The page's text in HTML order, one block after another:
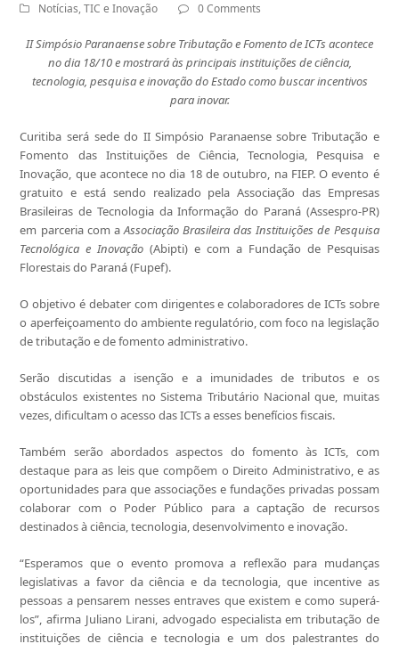
Notícias,TIC e Inovação 0 Comments
II Simpósio Paranaense sobre Tributação e Fomento de ICTs acontece
no dia 18/10 e mostrará às principais instituições de ciência,
tecnologia, pesquisa e inovação do Estado como buscar incentivos
para inovar.
Curitiba será sede do II Simpósio Paranaense sobre Tributação e
Fomento das Instituições de Ciência, Tecnologia, Pesquisa e
Inovação, que acontece no dia 18 de outubro, na FIEP. O evento é
gratuito e está sendo realizado pela Associação das Empresas
Brasileiras de Tecnologia da Informação do Paraná (Assespro-PR)
em parceria com aAssociação Brasileira das Instituições de Pesquisa
Tecnológica e Inovação (Abipti) e com a Fundação de Pesquisas
Florestais do Paraná (Fupef).
O objetivo é debater com dirigentes e colaboradores de ICTs sobre
o aperfeiçoamento do ambiente regulatório, com foco na legislação
de tributação e de fomento administrativo.
Serão discutidas a isenção e a imunidades de tributos e os
obstáculos existentes no Sistema Tributário Nacional que, muitas
vezes, dificultam o acesso das ICTs a esses benefícios fiscais.
Também serão abordados aspectos do fomento às ICTs, com
destaque para as leis que compõem o Direito Administrativo, e as
oportunidades para que associações e fundações privadas possam
colaborar com o Poder Público para a captação de recursos
destinados à ciência, tecnologia, desenvolvimento e inovação.
“Esperamos que o evento promova a reflexão para mudanças
legislativas a favor da ciência e da tecnologia, que incentive as
pessoas a pensarem nesses entraves que existem e como superá-
los”, afirma Juliano Lirani, advogado especialista em tributação de
instituições de ciência e tecnologia e um dos palestrantes do